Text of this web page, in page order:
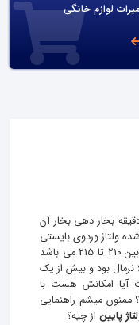
لوازم خانگی
بخار دهی بخار آن
ولتاژ وردوی بایستی
بین 220 تا 240 باشد در حالیکه ولتاژ منزل بین 210 تا 215 می باشد
کارکرد آن کاملا نرمال بود و بیش از یک
آیا امکانش هست با
ممنون میشم راهنمایی
پایین از چیه؟